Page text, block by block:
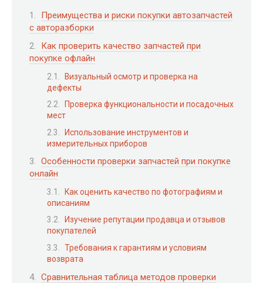
Преимущества и риски покупки автозапчастей
с авторазборки
Как проверить качество запчастей при
покупке офлайн
Визуальный осмотр и проверка на
дефекты
Проверка функциональности и посадочных
мест
Использование инструментов и
измерительных приборов
Особенности проверки запчастей при покупке
онлайн
Как оценить качество по фотографиям и
описаниям
Изучение репутации продавца и отзывов
покупателей
Требования к гарантиям и условиям
возврата
Сравнительная таблица методов проверки